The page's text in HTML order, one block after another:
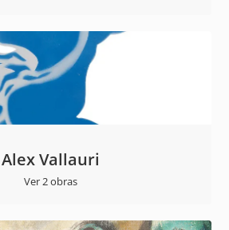
Alex Vallauri
Ver 2 obras